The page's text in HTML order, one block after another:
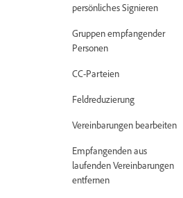
persönliches Signieren
Gruppen empfangender
Personen
CC-Parteien
Feldreduzierung
Vereinbarungen bearbeiten
Empfangenden aus
laufenden Vereinbarungen
entfernen